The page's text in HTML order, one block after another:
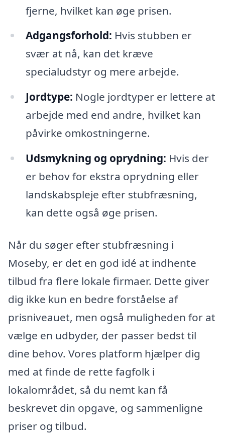
fjerne, hvilket kan øge prisen.
Adgangsforhold: Hvis stubben er
svær at nå, kan det kræve
specialudstyr og mere arbejde.
Jordtype: Nogle jordtyper er lettere at
arbejde med end andre, hvilket kan
påvirke omkostningerne.
Udsmykning og oprydning: Hvis der
er behov for ekstra oprydning eller
landskabspleje efter stubfræsning,
kan dette også øge prisen.
Når du søger efter stubfræsning i
Moseby, er det en god idé at indhente
tilbud fra flere lokale firmaer. Dette giver
dig ikke kun en bedre forståelse af
prisniveauet, men også muligheden for at
vælge en udbyder, der passer bedst til
dine behov. Vores platform hjælper dig
med at finde de rette fagfolk i
lokalområdet, så du nemt kan få
beskrevet din opgave, og sammenligne
priser og tilbud.